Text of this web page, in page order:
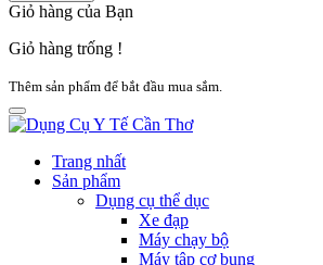
Giỏ hàng của Bạn
Giỏ hàng trống !
Thêm sản phẩm để bắt đầu mua sắm.
Trang nhất
Sản phẩm
Dụng cụ thể dục
Xe đạp
Máy chạy bộ
Máy tập cơ bụng